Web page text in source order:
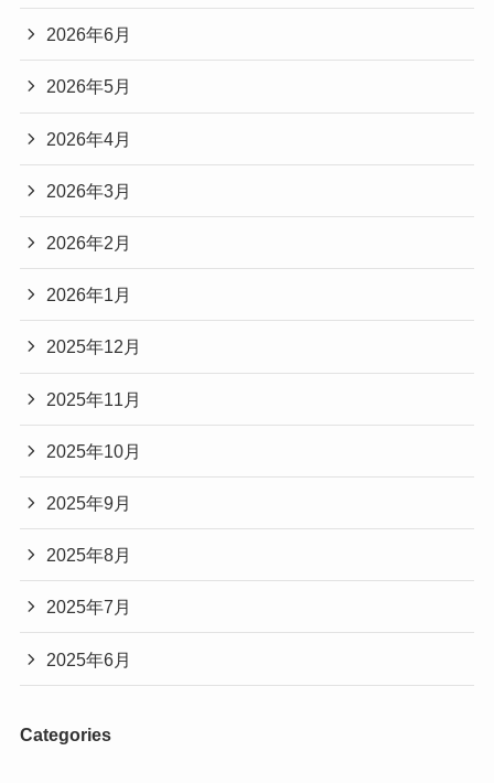
2026年6月
2026年5月
2026年4月
2026年3月
2026年2月
2026年1月
2025年12月
2025年11月
2025年10月
2025年9月
2025年8月
2025年7月
2025年6月
Categories